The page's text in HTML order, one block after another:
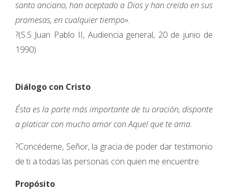
santo anciano, han aceptado a Dios y han creído en sus
promesas, en cualquier tiempo».
?(S.S Juan Pablo II, Audiencia general, 20 de junio de
1990).
Diálogo con Cristo
Ésta es la parte más importante de tu oración, disponte
a platicar con mucho amor con Aquel que te ama.
?Concédeme, Señor, la gracia de poder dar testimonio
de ti a todas las personas con quien me encuentre.
Propósito